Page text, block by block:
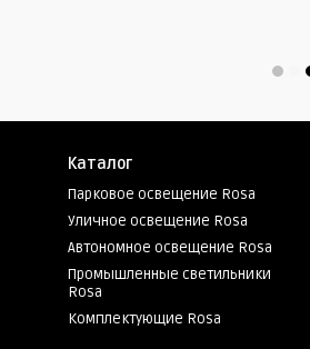
Каталог
Парковое освещение Rosa
Уличное освещение Rosa
Автономное освещение Rosa
Промышленные светильники
Rosa
Комплектующие Rosa